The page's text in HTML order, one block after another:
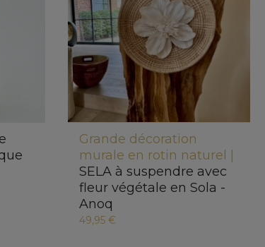
Grande décoration
murale en rotin naturel |
SELA à suspendre avec
fleur végétale en Sola -
Anoq
49,95 €